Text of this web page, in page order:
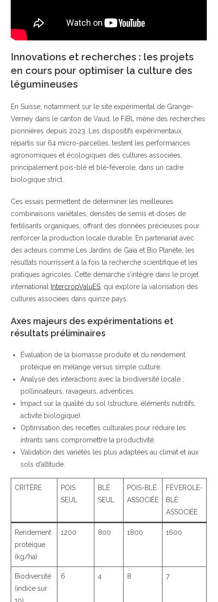
Innovations et recherches : les projets
en cours pour optimiser la culture des
légumineuses
En Suisse, notamment sur le site expérimental de Grange-
Verney dans le canton de Vaud, le FiBL mène des recherches
pionnières depuis 2023. Les dispositifs expérimentaux,
répartis sur 64 micro-parcelles, testent les performances
agronomiques et écologiques des cultures associées,
principalement pois-blé et blé-féverole, dans un cadre
biologique strict.
Ces essais permettent de déterminer les meilleures
combinaisons variétales, densités de semis et doses de
fertilisants organiques, offrant des données précieuses pour
renforcer la production locale durable. En partenariat avec
des acteurs comme Les Jardins de Gaia et Bio Planète, les
résultats nourrissent à la fois la recherche scientifique et les
pratiques agricoles. Cette démarche s’intègre dans le projet
international
IntercropValuES , qui explore la valorisation des
cultures associées dans quinze pays.
Axes majeurs des expérimentations et
résultats préliminaires
Évaluation de la biomasse produite et du rendement
protéique en mélange versus simple culture.
Analyse des interactions avec la biodiversité locale :
pollinisateurs, ravageurs, adventices.
Impact sur la qualité du sol (structure, éléments nutritifs,
activité biologique).
Optimisation des recettes culturales pour réduire les
intrants sans compromettre la productivité.
Validation des variétés les plus adaptées au climat et aux
sols d’altitude.
CRITÈRE
POIS
SEUL
BLÉ
SEUL
POIS-BLÉ
ASSOCIÉE
FÉVEROLE-
BLÉ
ASSOCIÉE
Rendement
protéique
(kg/ha)
1200 800 1800 1600
Biodiversité
(indice sur
6 4 8 7